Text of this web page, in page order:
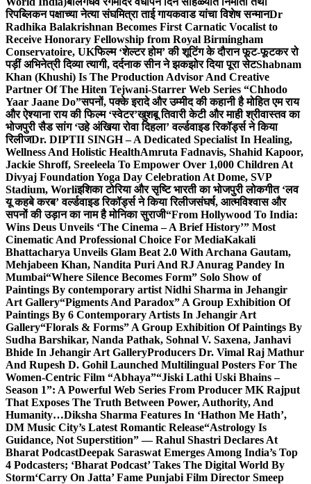
रिपब्लिकन पक्षाच्या नेत्या संघमित्रा ताई गायकवाड यांचा विशेष सन्मानDr
Radhika Balakrishnan Becomes First Carnatic Vocalist to
Receive Honorary Fellowship from Royal Birmingham
Conservatoire, UKफिल्म ‘शेल्टर होम’ की शूटिंग के दौरान फूट-फूटकर रो
पड़ीं अभिनेत्री दिव्या त्यागी, दर्दनाक सीन ने झकझोर दिया पूरा सेटShabnam
Khan (Khushi) Is The Production Advisor And Creative
Partner Of The Hiten Tejwani-Starrer Web Series “Chhodo
Yaar Jaane Do”सपनों, पक्के इरादे और उम्मीद की कहानी है मोहित एम राय
और ऐश्याना राय की फिल्म ‘स्वेटर’खुशबू तिवारी केटी और माही श्रीवास्तव का
भोजपुरी सैड सांग ‘उहे अंखिया रोवा दिहला’ वर्ल्डवाइड रिकॉर्ड्स ने किया
रिलीजDr. DIPTII SINGH – A Dedicated Specialist In Healing,
Wellness And Holistic HealthAmruta Fadnavis, Shahid Kapoor,
Jackie Shroff, Sreeleela To Empower Over 1,000 Children At
Divyaj Foundation Yoga Day Celebration At Dome, SVP
Stadium, Worliइशिका टोरिया और सृष्टि भारती का भोजपुरी लोकगीत ‘लव
यू कहबे करब’ वर्ल्डवाइड रिकॉर्ड्स ने किया रिलीजसंघर्ष, आत्मविश्वास और
सपनों की उड़ान का नाम है मोनिका सुराजी“From Hollywood To India:
Wins Deus Unveils ‘The Cinema – A Brief History’” Most
Cinematic And Professional Choice For MediaKakali
Bhattacharya Unveils Glam Beat 2.0 With Archana Gautam,
Mehjabeen Khan, Nandita Puri And RJ Anurag Pandey In
Mumbai“Where Silence Becomes Form” Solo Show of
Paintings By contemporary artist Nidhi Sharma in Jehangir
Art Gallery“Pigments And Paradox” A Group Exhibition Of
Paintings By 6 Contemporary Artists In Jehangir Art
Gallery“Florals & Forms” A Group Exhibition Of Paintings By
Sudha Barshikar, Nanda Pathak, Sohnal V. Saxena, Janhavi
Bhide In Jehangir Art GalleryProducers Dr. Vimal Raj Mathur
And Rupesh D. Gohil Launched Multilingual Posters For The
Women-Centric Film “Abhaya”“Jiski Lathi Uski Bhains –
Season 1”: A Powerful Web Series From Producer MK Rajput
That Exposes The Truth Between Power, Authority, And
Humanity…Diksha Sharma Features In ‘Hathon Me Hath’,
DM Music City’s Latest Romantic Release“Astrology Is
Guidance, Not Superstition” — Rahul Shastri Declares At
Bharat PodcastDeepak Saraswat Emerges Among India’s Top
4 Podcasters; ‘Bharat Podcast’ Takes The Digital World By
Storm‘Carry On Jatta’ Fame Punjabi Film Director Smeep